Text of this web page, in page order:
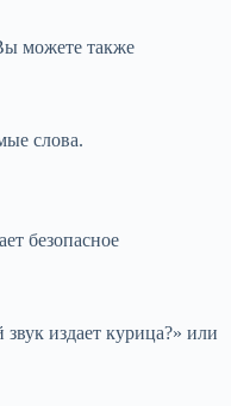
можете также
слова.
безопасное
издает курица?» или